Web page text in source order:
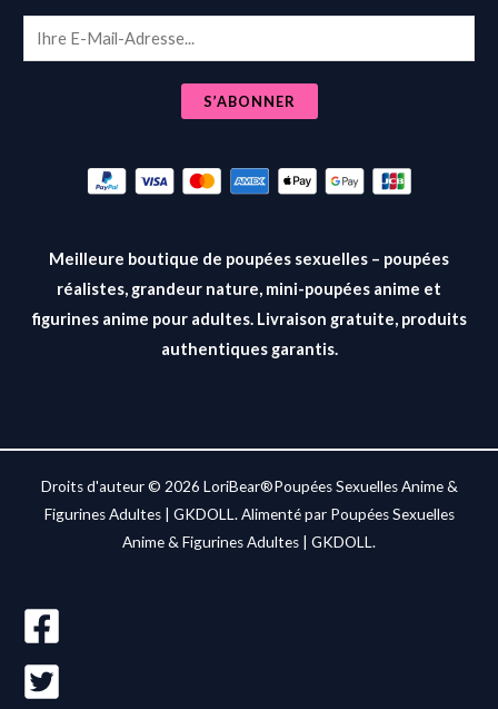
m
S’ABONNER
Meilleure boutique de poupées sexuelles – poupées
réalistes, grandeur nature, mini-poupées anime et
figurines anime pour adultes. Livraison gratuite, produits
authentiques garantis.
Droits d'auteur © 2026 LoriBear®Poupées Sexuelles Anime &
Figurines Adultes | GKDOLL. Alimenté par Poupées Sexuelles
Anime & Figurines Adultes | GKDOLL.